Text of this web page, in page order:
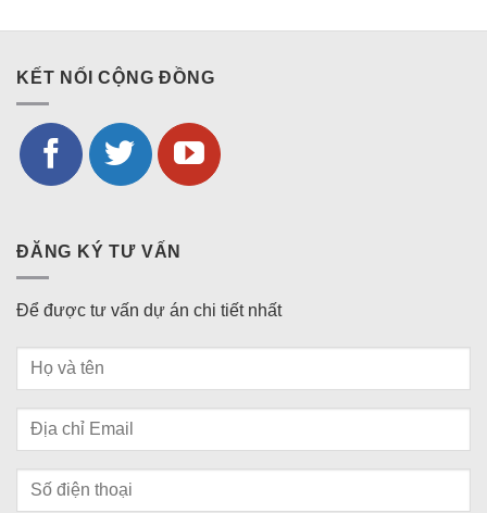
KẾT NỐI CỘNG ĐỒNG
ĐĂNG KÝ TƯ VẤN
Để được tư vấn dự án chi tiết nhất